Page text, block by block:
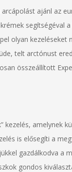
ajánl az
segítségéval a
olyan kezeléseket
telt arctónust
összeállított
kezelés, amelynek
is elősegíti a
gazdálkodva a
gondos